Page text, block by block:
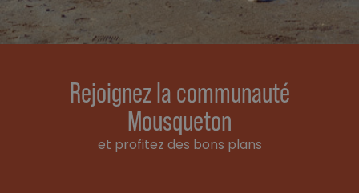
Rejoignez la communauté
Mousqueton
et profitez des bons plans